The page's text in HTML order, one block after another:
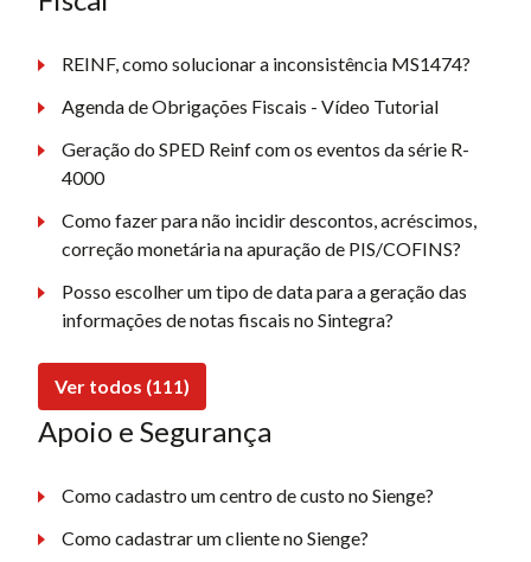
REINF, como solucionar a inconsistência MS1474?
Agenda de Obrigações Fiscais - Vídeo Tutorial
Geração do SPED Reinf com os eventos da série R-
4000
Como fazer para não incidir descontos, acréscimos,
correção monetária na apuração de PIS/COFINS?
Posso escolher um tipo de data para a geração das
informações de notas fiscais no Sintegra?
Ver todos (111)
Apoio e Segurança
Como cadastro um centro de custo no Sienge?
Como cadastrar um cliente no Sienge?